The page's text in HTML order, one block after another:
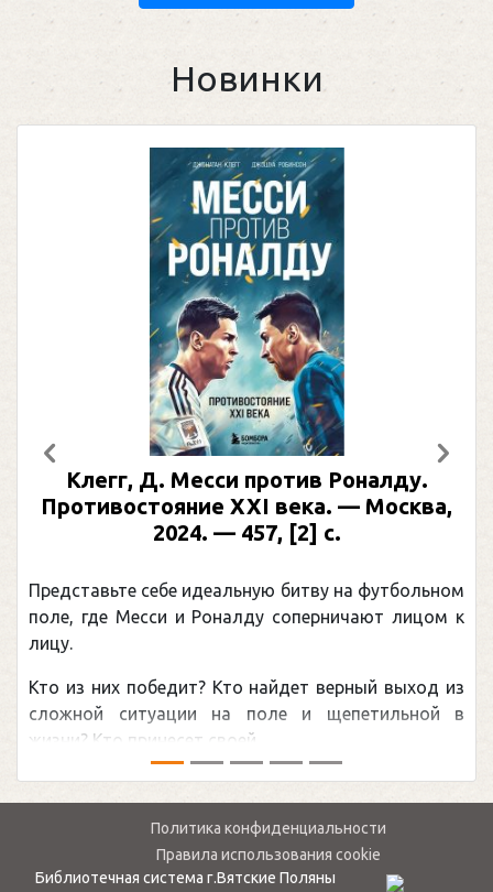
Новинки
Клегг, Д. Месси против Роналду.
Противостояние XXI века. — Москва,
2024. — 457, [2] с.
Представьте себе идеальную битву на футбольном
поле, где Месси и Роналду соперничают лицом к
лицу.
Кто из них победит? Кто найдет верный выход из
сложной ситуации на поле и щепетильной в
жизни? Кто принесет своей ...
Предыдущий
Политика конфиденциальности
Правила использования cookie
Библиотечная система г.Вятские Поляны